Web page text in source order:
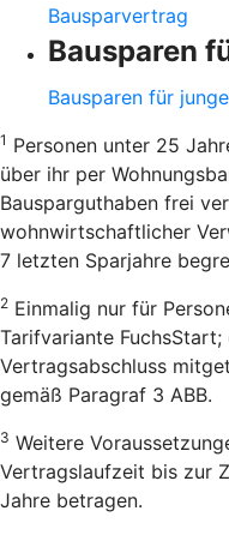
Bausparvertrag
Bausparen
Bausparen für
1 Personen unter 25
über ihr per
Bausparguthaben frei
wohnwirtschaftlicher
7 letzten Sparjahre
2 Einmalig nur für
Tarifvariante
Vertragsabschluss
gemäß Paragraf 3 ABB.
3 Weitere
Vertragslaufzeit bis zur
Jahre betragen.